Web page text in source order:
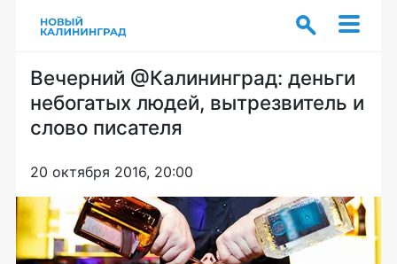
Вечерний @Калининград: деньги
небогатых людей, вытрезвитель и
слово писателя
20 октября 2016, 20:00